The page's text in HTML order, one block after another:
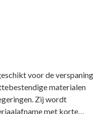
voor de verspaning
materialen
Zij wordt
met korte